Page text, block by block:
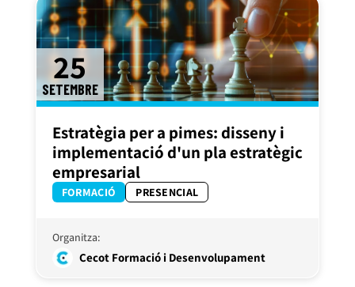
25
SETEMBRE
Estratègia per a pimes: disseny i
implementació d'un pla estratègic
empresarial
FORMACIÓ PRESENCIAL
Organitza:
Cecot Formació i Desenvolupament